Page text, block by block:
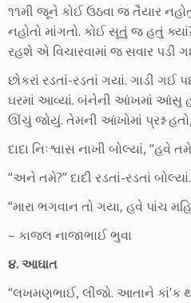
૧૧મી જૂને કોઈ ઉઠવા જ તૈયાર
નહોતો માંગતો. કોઈ સૂતું જ હતું
રહશે એ વિચારવામાં જ સવાર પડી
છોકરાં રડતાં-રડતાં ગયાં. ગાડી ગઈ
ઘરમાં આવ્યાં. બંનેની આંખમાં આંસુ
ઊંચું જોયું. તેમની આંખોમાં પ્રશ્ન
દાદા નિઃશ્વાસ નાખી બોલ્યાં, “હવે
“અને તમે?” દાદી રડતાં-રડતાં બોલ્યાં.
“મારા ભગવાન તો ગયા, હવે પાંચ
– કાજલ નાજાભાઈ ભુવા
૪. આઘાત
“લખમણભાઈ, લીજો. આતાને કાં’ક